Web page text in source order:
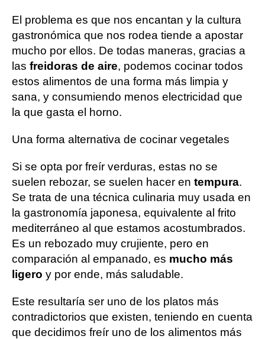
El problema es que nos encantan y la cultura
gastronómica que nos rodea tiende a apostar
mucho por ellos. De todas maneras, gracias a
las freidoras de aire, podemos cocinar todos
estos alimentos de una forma más limpia y
sana, y consumiendo menos electricidad que
la que gasta el horno.
Una forma alternativa de cocinar vegetales
Si se opta por freír verduras, estas no se
suelen rebozar, se suelen hacer en tempura.
Se trata de una técnica culinaria muy usada en
la gastronomía japonesa, equivalente al frito
mediterráneo al que estamos acostumbrados.
Es un rebozado muy crujiente, pero en
comparación al empanado, es mucho más
ligero y por ende, más saludable.
Este resultaría ser uno de los platos más
contradictorios que existen, teniendo en cuenta
que decidimos freír uno de los alimentos más